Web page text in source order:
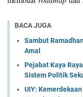
BACA JUGA
Sambut
Amal
Pejabat Kaya
Sistem Politik
UIY: